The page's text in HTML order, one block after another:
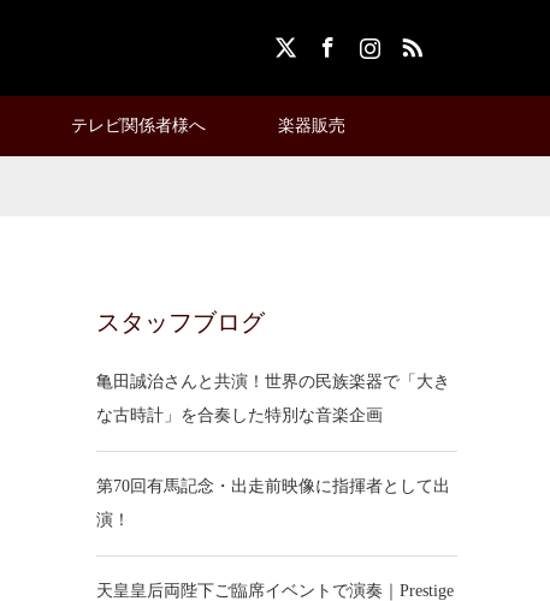
テレビ関係者様へ 楽器販売
スタッフブログ
亀田誠治さんと共演！世界の民族楽器で「大き
な古時計」を合奏した特別な音楽企画
第70回有馬記念・出走前映像に指揮者として出
演！
天皇皇后両陛下ご臨席イベントで演奏｜Prestige